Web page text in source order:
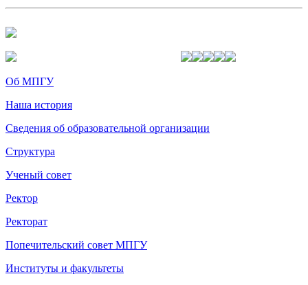
Об МПГУ
Наша история
Сведения об образовательной организации
Структура
Ученый совет
Ректор
Ректорат
Попечительский совет МПГУ
Институты и факультеты